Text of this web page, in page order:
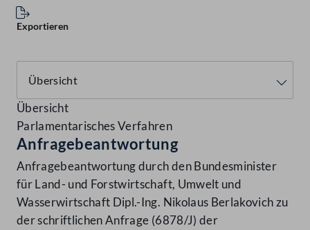
Exportieren
Übersicht
Parlamentarisches Verfahren
Anfragebeantwortung
Anfragebeantwortung durch den Bundesminister
für Land- und Forstwirtschaft, Umwelt und
Wasserwirtschaft Dipl.-Ing. Nikolaus Berlakovich zu
der schriftlichen Anfrage (6878/J) der